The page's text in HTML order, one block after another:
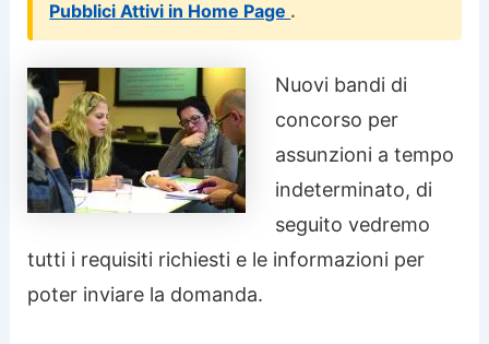
Pubblici Attivi in Home Page .
Nuovi bandi di
concorso per
assunzioni a tempo
indeterminato, di
seguito vedremo
tutti i requisiti richiesti e le informazioni per
poter inviare la domanda.